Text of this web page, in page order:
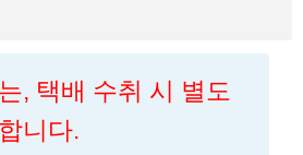
, 택배 수취 시 별도
니다.